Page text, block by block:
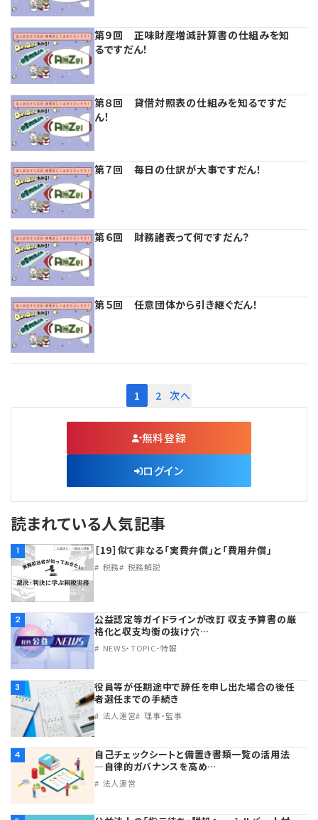
第９回 正味財産増減計算書の仕組みを知
るですだん！
第８回 貸借対照表の仕組みを知るですだ
ん！
第７回 毎日の仕訳が大事ですだん！
第６回 財務諸表って何ですだん？
第５回 任意団体から引き継ぐだん！
1 2 次へ
無料登録
ログイン
読まれている人気記事
1 ［19］似て非なる「実費弁償」と「費用弁償」
税務 税務解説
2
公益認定等ガイドラインが改訂 収支予算書の厳
格化と収支均衡の抜け穴…
NEWS・TOPIC・特報
3
役員等が任期途中で辞任を申し出た場合の後任
者選任までの手続き
法人運営 理事・監事
4
自己チェックシートと備置き書類一覧の活用法
―自律的ガバナンスを高め…
法人運営